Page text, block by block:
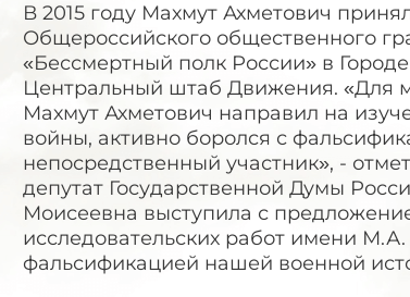
В 2015 году Махмут Ахметович
Общероссийского общественного
«Бессмертный полк России» в
Центральный штаб Движения. «Для
Махмут Ахметович направил на
войны, активно боролся с
непосредственный участник», -
депутат Государственной Думы
Моисеевна выступила с
исследовательских работ имени
фальсификацией нашей военной